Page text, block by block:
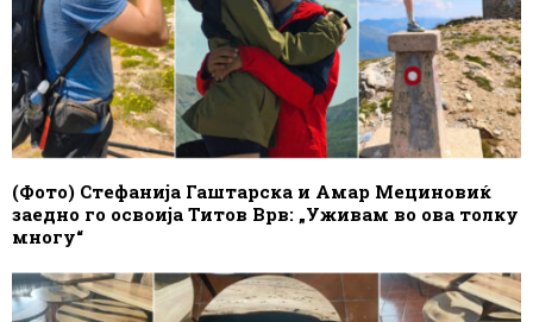
(Фото) Стефанија Гаштарска и Амар Мециновиќ
заедно го освоија Титов Врв: „Уживам во ова толку
многу“